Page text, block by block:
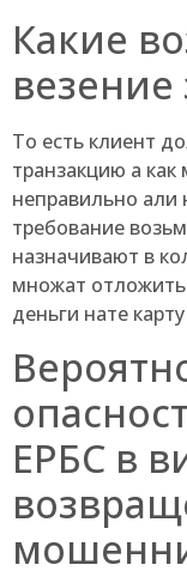
Какие
везение
То есть клиент
транзакцию а
неправильно али
требование
назначивают в
множат
деньги нате
ЕРБС в